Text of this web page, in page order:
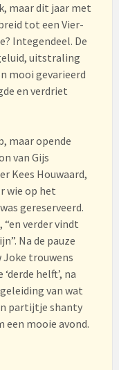
maar dit jaar met
tot een Vier-
Integendeel. De
uitstraling
mooi gevarieerd
en verdriet
maar opende
van Gijs
Kees Houwaard,
wie op het
gereserveerd.
verder vindt
Na de pauze
Joke trouwens
helft’, na
van wat
partijtje shanty
een mooie avond.